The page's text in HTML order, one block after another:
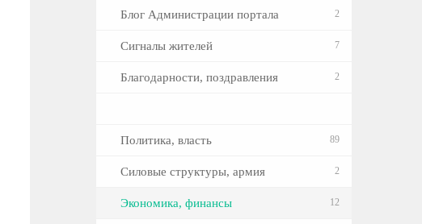
Блог Администрации портала 2
Сигналы жителей 7
Благодарности, поздравления 2
Политика, власть 89
Силовые структуры, армия 2
Экономика, финансы 12